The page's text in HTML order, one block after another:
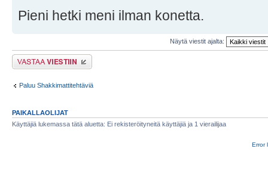
Pieni hetki meni ilman konetta.
Näytä viestit ajalta:
Lähetä vastaus
Paluu Shakkimattitehtäviä
PAIKALLAOLIJAT
Käyttäjiä lukemassa tätä aluetta: Ei rekisteröityneitä käyttäjiä ja 1 vierailijaa
Error